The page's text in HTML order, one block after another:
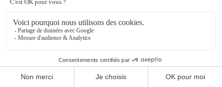
Partager
Droit de rectification
Droit de restreindre le traitement
Droit à la portabilité des données
Droit d’opposition si vos données sont utilisées à
d’autres fins ne relevant pas d’une obligation légale.